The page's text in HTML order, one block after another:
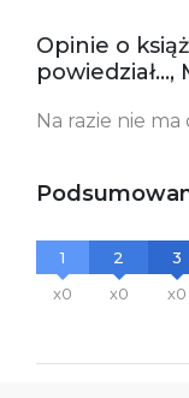
Opinie o
Na razie nie
1
x0
2
x0
3
x0